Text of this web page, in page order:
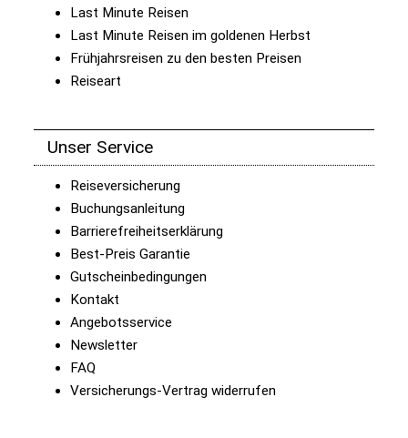
Last Minute Reisen
Last Minute Reisen im goldenen Herbst
Frühjahrsreisen zu den besten Preisen
Reiseart
Unser Service
Reiseversicherung
Buchungsanleitung
Barrierefreiheitserklärung
Best-Preis Garantie
Gutscheinbedingungen
Kontakt
Angebotsservice
Newsletter
FAQ
Versicherungs-Vertrag widerrufen